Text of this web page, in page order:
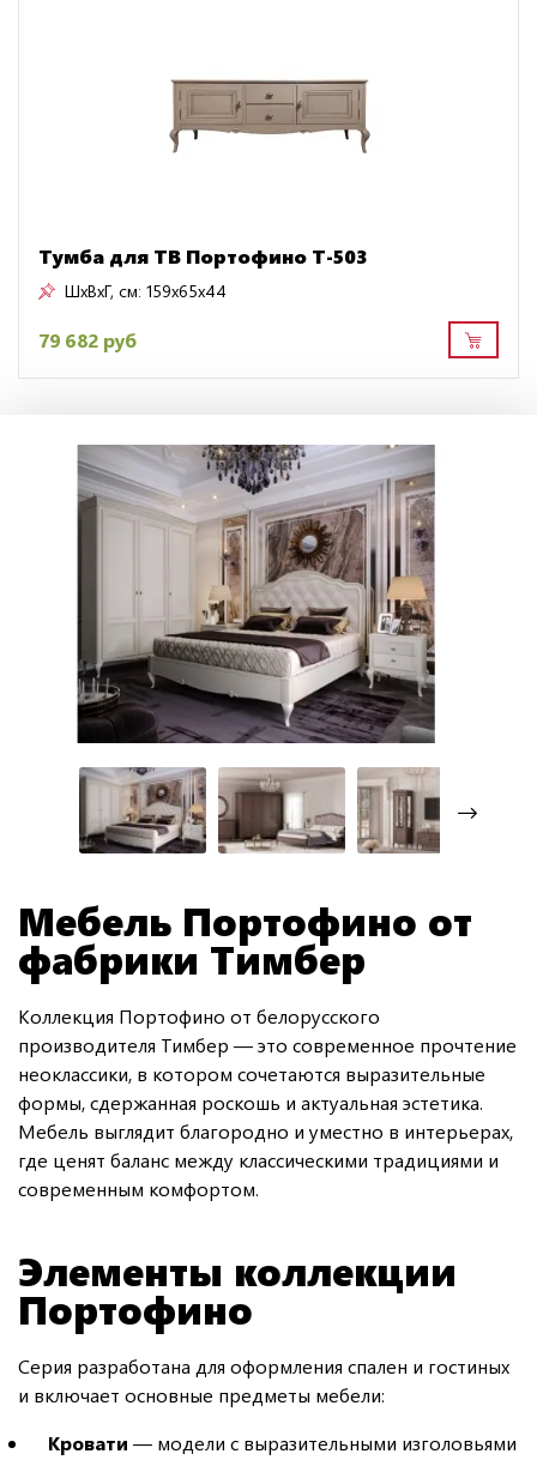
Тумба для ТВ Портофино Т-503
ШxВxГ, см: 159x65x44
79 682 руб
Мебель Портофино от
фабрики Тимбер
Коллекция Портофино от белорусского
производителя Тимбер — это современное прочтение
неоклассики, в котором сочетаются выразительные
формы, сдержанная роскошь и актуальная эстетика.
Мебель выглядит благородно и уместно в интерьерах,
где ценят баланс между классическими традициями и
современным комфортом.
Элементы коллекции
Портофино
Серия разработана для оформления спален и гостиных
и включает основные предметы мебели:
Кровати — модели с выразительными изголовьями